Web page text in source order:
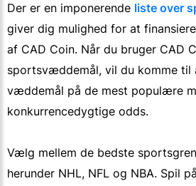
Der er en imponerende liste over
giver dig mulighed for at
af CAD Coin. Når du bruger CAD
sportsvæddemål, vil du komme til
væddemål på de mest populære
konkurrencedygtige odds.
Vælg mellem de bedste
herunder NHL, NFL og NBA. Spil